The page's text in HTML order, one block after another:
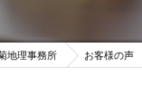
地理事務所 お客様の声